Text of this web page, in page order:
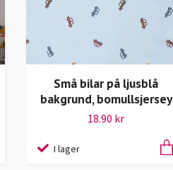
Små bilar på ljusblå
bakgrund, bomullsjersey
18.90 kr
I lager